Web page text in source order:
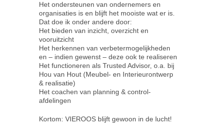
Eerdere activiteiten
Het ondersteunen van ondernemers en
organisaties is en blijft het mooiste wat er is.
Dat doe ik onder andere door:
Het bieden van inzicht, overzicht en
vooruitzicht
Het herkennen van verbetermogelijkheden
en – indien gewenst – deze ook te realiseren
Het functioneren als Trusted Advisor, o.a. bij
Hou van Hout (Meubel- en Interieurontwerp
& realisatie)
Het coachen van planning & control-
afdelingen
Kortom: VIEROOS blijft gewoon in de lucht!